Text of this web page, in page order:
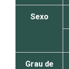
Sexo
Grau de